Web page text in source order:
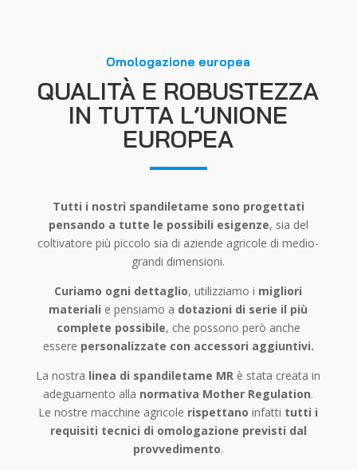
Omologazione europea
QUALITÀ E ROBUSTEZZA
IN TUTTA L’UNIONE
EUROPEA
Tutti i nostri spandiletame sono progettati
pensando a tutte le possibili esigenze, sia del
coltivatore più piccolo sia di aziende agricole di medio-
grandi dimensioni.
Curiamo ogni dettaglio, utilizziamo i migliori
materiali e pensiamo a dotazioni di serie il più
complete possibile, che possono però anche
essere personalizzate con accessori aggiuntivi.
La nostra linea di spandiletame MR è stata creata in
adeguamento alla normativa Mother Regulation.
Le nostre macchine agricole rispettano infatti tutti i
requisiti tecnici di omologazione previsti dal
provvedimento.